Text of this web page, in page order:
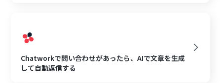
Chatworkで問い合わせがあったら、AIで文章を生成
して自動返信する